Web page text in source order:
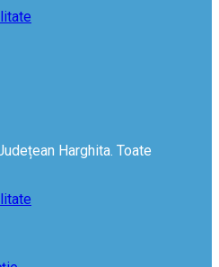
Harghita. Toate